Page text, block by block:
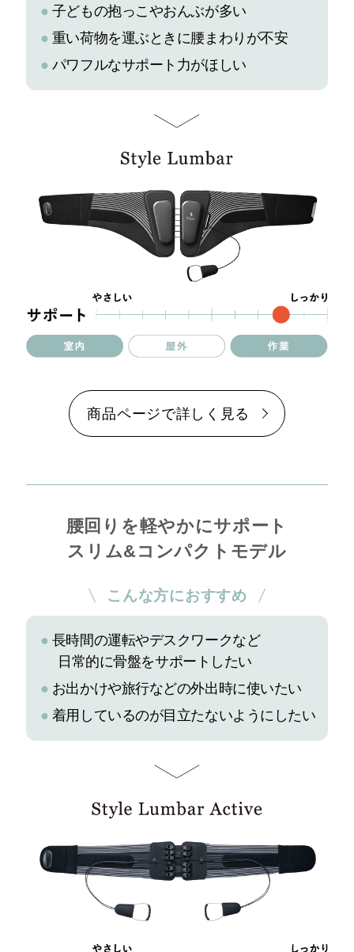
● 子どもの抱っこやおんぶが多い
● 重い荷物を運ぶときに腰まわりが不安
● パワフルなサポート力がほしい
商品ページで詳しく見る
腰回りを軽やかにサポート
スリム&コンパクトモデル
こんな方におすすめ
● 長時間の運転やデスクワークなど
日常的に骨盤をサポートしたい
● お出かけや旅行などの外出時に使いたい
● 着用しているのが目立たないようにしたい